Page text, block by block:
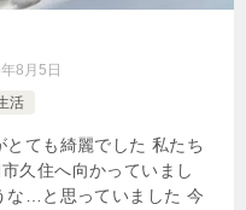
8月5日
活
ても綺麗でした 私たち
久住へ向かっていまし
な…と思っていました 今